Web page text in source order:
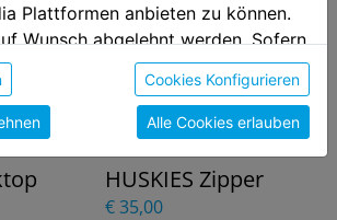
HUSKIES Zipper
€ 35,00
Plattformen anbieten zu können.
Wunsch abgelehnt werden. Sofern
weiter nutzen, geben Sie
Cookies.
Cookies Konfigurieren
Alle Cookies erlauben